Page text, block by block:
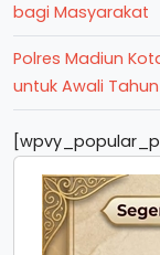
bagi Masyarakat
Polres Madiun
untuk Awali